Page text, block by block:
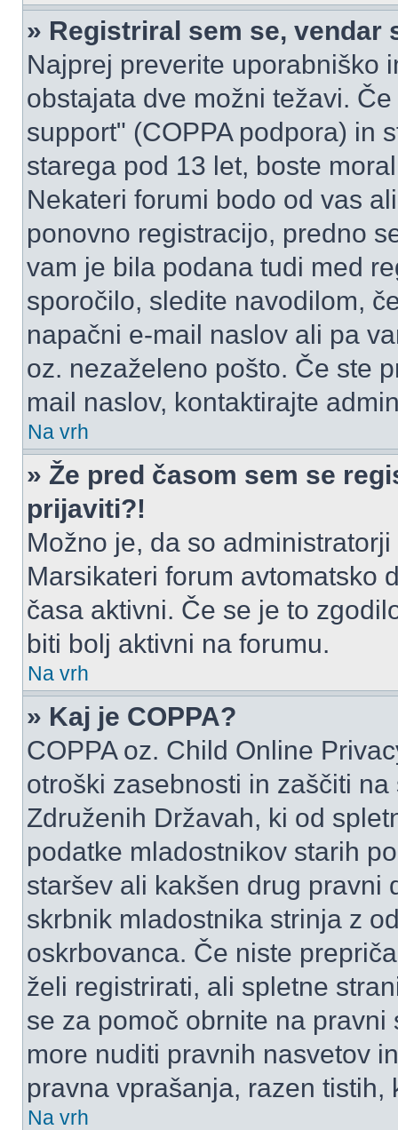
» Registriral sem se, vendar
Najprej preverite uporabniško
obstajata dve možni težavi.
support" (COPPA podpora) in
starega pod 13 let, boste
Nekateri forumi bodo od vas
ponovno registracijo, predno
vam je bila podana tudi med
sporočilo, sledite navodilom,
napačni e-mail naslov ali pa
oz. nezaželeno pošto. Če ste
mail naslov, kontaktirajte
Na vrh
» Že pred časom sem se
prijaviti?!
Možno je, da so
Marsikateri forum avtomatsko
časa aktivni. Če se je to
biti bolj aktivni na forumu.
Na vrh
» Kaj je COPPA?
COPPA oz. Child Online
otroški zasebnosti in zaščiti
Združenih Državah, ki od
podatke mladostnikov starih
staršev ali kakšen drug pravni
skrbnik mladostnika strinja z
oskrbovanca. Če niste
želi registrirati, ali spletne
se za pomoč obrnite na
more nuditi pravnih nasvetov
pravna vprašanja, razen tistih,
Na vrh